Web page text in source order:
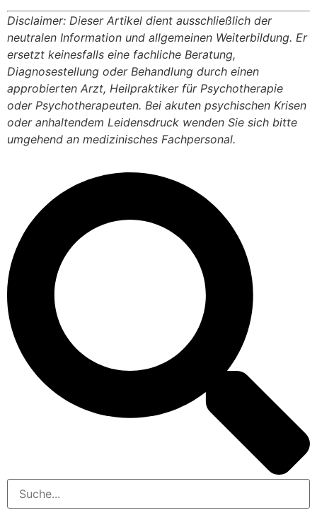
Disclaimer: Dieser Artikel dient ausschließlich der
neutralen Information und allgemeinen Weiterbildung. Er
ersetzt keinesfalls eine fachliche Beratung,
Diagnosestellung oder Behandlung durch einen
approbierten Arzt, Heilpraktiker für Psychotherapie
oder Psychotherapeuten. Bei akuten psychischen Krisen
oder anhaltendem Leidensdruck wenden Sie sich bitte
umgehend an medizinisches Fachpersonal.